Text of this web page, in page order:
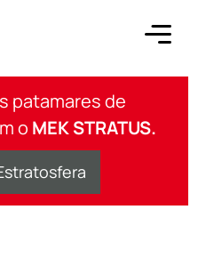
patamares de
o MEK STRATUS.